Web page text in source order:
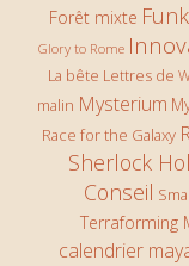
Forêt mixte
Glory to Rome
La bête Lettres de
malin Mysterium
Race for the Galaxy
Sherlock
Conseil
Terraforming
calendrier